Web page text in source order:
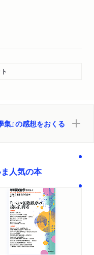
演説”
）
』の感想をおくる
ま人気の本